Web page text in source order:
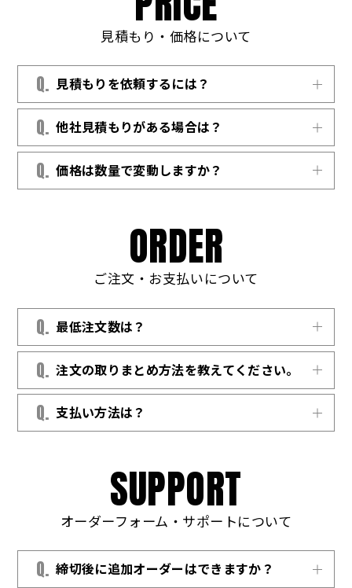
見積もり・価格について
Q. 見積もりを依頼するには？
商品名・数量・希望納期を
お問い合わせフォームまたは
でお知らせ
ください。1〜2 営業日以内にお見積書をお送
りします。
Q. 他社見積もりがある場合は？
ご相談ください。最適なお見積もりをご提案
できるようベストを尽くします。
Q. 価格は数量で変動しますか？
をご案内いたします。
ORDER
ご注文・お支払いについて
Q. 最低注文数は？
アイテムによって条件は異なりますが、1 枚
（1 個）から生産できる商品もございます。 途
中参加のメンバー分など追加オーダーにも柔
軟に対応しますので、まずはお気軽にお問い
合わせください。
Q. 注文の取りまとめ方法を教えてください。
専用オーダーフォームを無償でご用意しま
す。フォームのリンクをメンバーへ共有する
だけで、入力・決済・集計が自動化され、担
Q. 支払い方法は？
SUPPORT
オーダーフォーム・サポートについて
Q. 締切後に追加オーダーはできますか？